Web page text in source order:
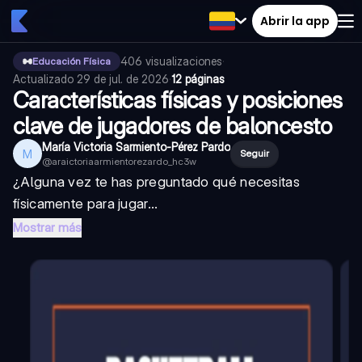
Abrir la app
Educación Física 406 visualizaciones·
Actualizado 29 de jul. de 2026·12 páginas
Características físicas y posiciones
clave de jugadores de baloncesto
M María Victoria Sarmiento-Pérez Pardo
@araictoriaarmientorezardo_hc3w
Seguir
¿Alguna vez te has preguntado qué necesitas
físicamente para jugar...
Mostrar más